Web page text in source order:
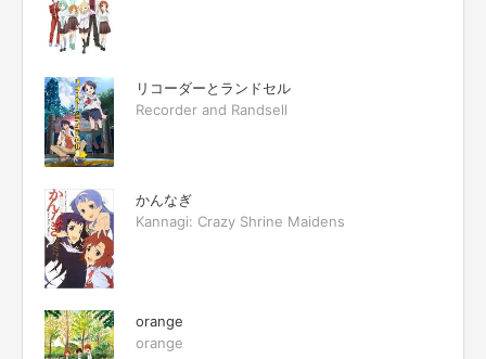
リコーダーとランドセル
Recorder and Randsell
かんなぎ
Kannagi: Crazy Shrine Maidens
orange
orange